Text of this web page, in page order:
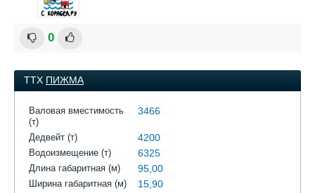
0
ТТХ ПИЖМА
Валовая вместимость
(т)
3466
Дедвейт (т) 4200
Водоизмещение (т) 6325
Длина габаритная (м) 95,00
Ширина габаритная (м) 15,90